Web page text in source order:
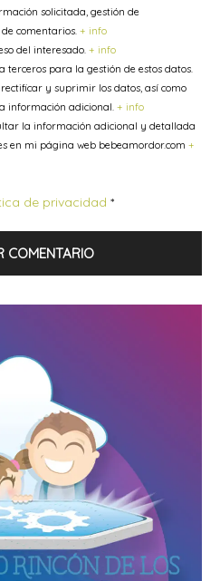
solicitada, gestión de
comentarios. + info
del interesado. + info
terceros para la gestión de estos datos.
rectificar y suprimir los datos, así como
información adicional. + info
la información adicional y detallada
en mi página web bebeamordor.com +
de privacidad *